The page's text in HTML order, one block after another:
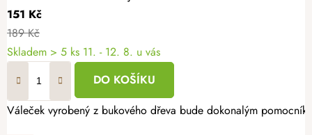
151 Kč
189 Kč
Skladem > 5 ks 11. - 12. 8. u vás
DO KOŠÍKU
Váleček vyrobený z bukového dřeva bude dokonalým